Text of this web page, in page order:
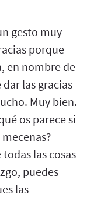
gesto muy
porque
en nombre de
las gracias
Muy bien.
os parece si
las cosas
puedes
las